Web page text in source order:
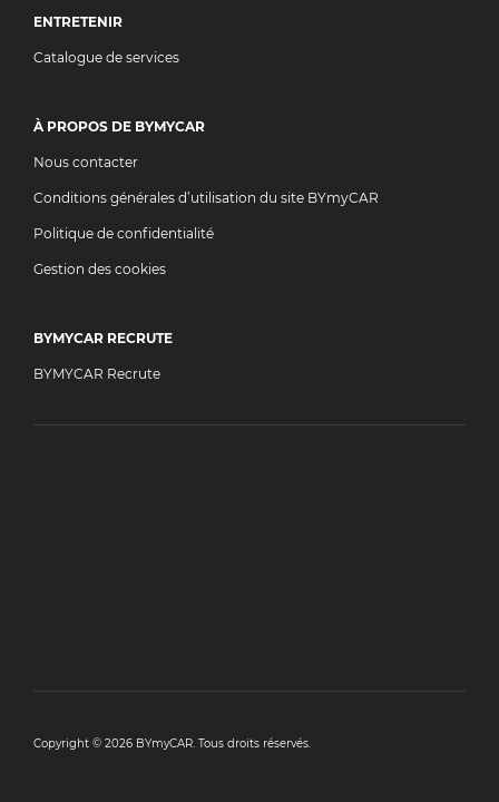
ENTRETENIR
Catalogue de services
À PROPOS DE BYMYCAR
Nous contacter
Conditions générales d’utilisation du site BYmyCAR
Politique de confidentialité
Gestion des cookies
BYMYCAR RECRUTE
BYMYCAR Recrute
Copyright © 2026 BYmyCAR. Tous droits réservés.